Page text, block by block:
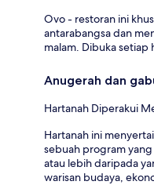
Ovo - restoran ini
antarabangsa dan
malam. Dibuka setiap
Anugerah dan
Hartanah Diperakui
Hartanah ini
sebuah program
atau lebih daripada
warisan budaya,